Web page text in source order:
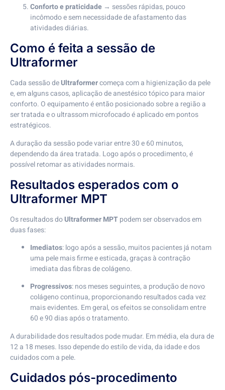
Conforto e praticidade → sessões rápidas, pouco
incômodo e sem necessidade de afastamento das
atividades diárias.
Como é feita a sessão de
Ultraformer
Cada sessão deUltraformercomeça com a higienização da pele
e, em alguns casos, aplicação de anestésico tópico para maior
conforto. O equipamento é então posicionado sobre a região a
ser tratada e o ultrassom microfocado é aplicado em pontos
estratégicos.
A duração da sessão pode variar entre 30 e 60 minutos,
dependendo da área tratada. Logo após o procedimento, é
possível retomar as atividades normais.
Resultados esperados com o
Ultraformer MPT
Os resultados doUltraformer MPTpodem ser observados em
duas fases:
Imediatos: logo após a sessão, muitos pacientes já notam
uma pele mais firme e esticada, graças à contração
imediata das fibras de colágeno.
Progressivos: nos meses seguintes, a produção de novo
colágeno continua, proporcionando resultados cada vez
mais evidentes. Em geral, os efeitos se consolidam entre
60 e 90 dias após o tratamento.
A durabilidade dos resultados pode mudar. Em média, ela dura de
12 a 18 meses. Isso depende do estilo de vida, da idade e dos
cuidados com a pele.
Cuidados pós-procedimento